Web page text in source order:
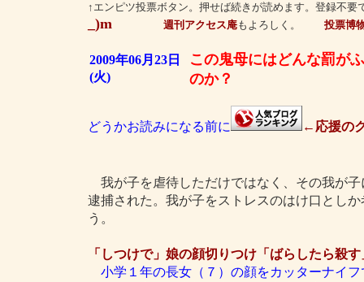
↑エンピツ投票ボタン。押せば続きが読めます。登録不要
_)m 週刊アクセス庵もよろしく。 投票博
2009年06月23日
(火)
この鬼母にはどんな罰が
のか？
どうかお読みになる前に ←応援の
我が子を虐待しただけではなく、その我が子
逮捕された。我が子をストレスのはけ口とし
う。
「しつけで」娘の顔切りつけ「ばらしたら殺
小学１年の長女（７）の顔をカッターナイ